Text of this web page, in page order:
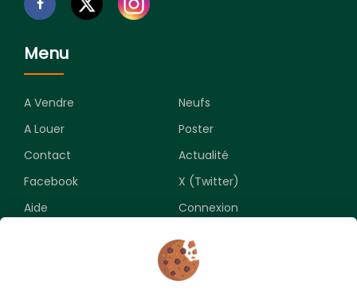
Menu
A Vendre
Neufs
A Louer
Poster
Contact
Actualité
Facebook
X (Twitter)
Aide
Connexion